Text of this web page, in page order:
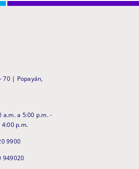
70 | Popayán,
a.m. a 5:00 p.m. -
4:00 p.m.
9900
949020